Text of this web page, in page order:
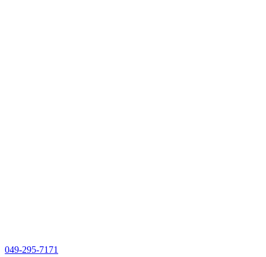
049-295-7171